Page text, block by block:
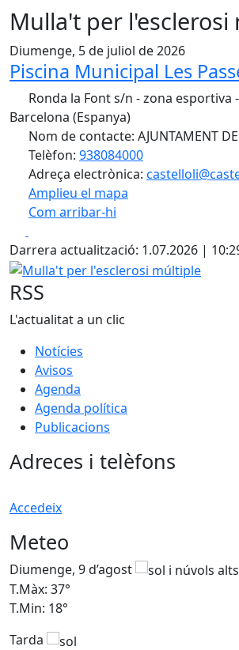
Mulla't per
Diumenge, 5 de juliol de 2026
Piscina Municipal Les
Ronda la Font s/n - zona esportiva
Barcelona (Espanya)
Nom de contacte: AJUNTAMENT DE
Telèfon: 938084000
Adreça electrònica:
Amplieu el mapa
Com arribar-hi
+
−
Darrera actualització: 1.07.2026 |
Mulla't per l'esclerosi múltiple
RSS
L'actualitat a un clic
Notícies
Avisos
Agenda
Agenda política
Publicacions
Adreces i telèfons
Accedeix
Meteo
Diumenge, 9 d’agost
T.Màx: 37°
T.Min: 18°
Tarda